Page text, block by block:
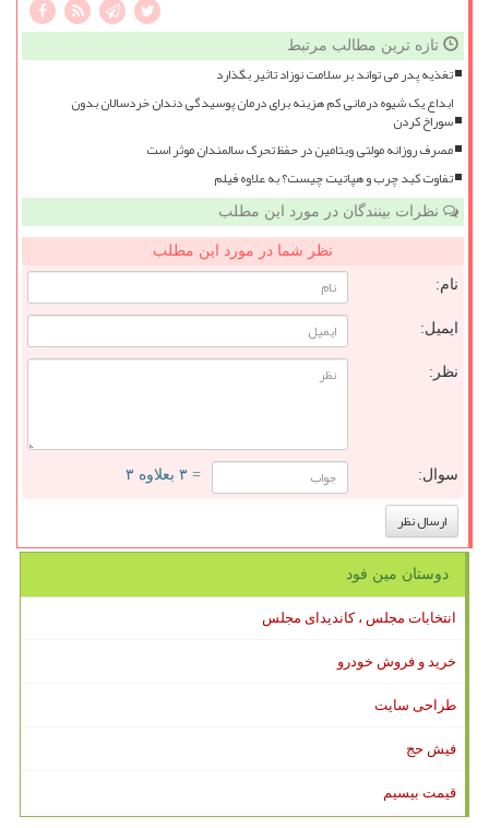
تازه ترین مطالب مرتبط
تغذیه پدر می تواند بر سلامت نوزاد تاثیر بگذارد
ابداع یک شیوه درمانی کم هزینه برای درمان پوسیدگی دندان خردسالان بدون
سوراخ کردن
مصرف روزانه مولتی ویتامین در حفظ تحرک سالمندان موثر است
تفاوت کبد چرب و هپاتیت چیست؟ به علاوه فیلم
نظرات بینندگان در مورد این مطلب
نظر شما در مورد این مطلب
نام:
ایمیل:
نظر:
سوال: = ۳ بعلاوه ۳
دوستان مین فود
انتخابات مجلس ، کاندیدای مجلس
خرید و فروش خودرو
طراحی سایت
فیش حج
قیمت بیسیم